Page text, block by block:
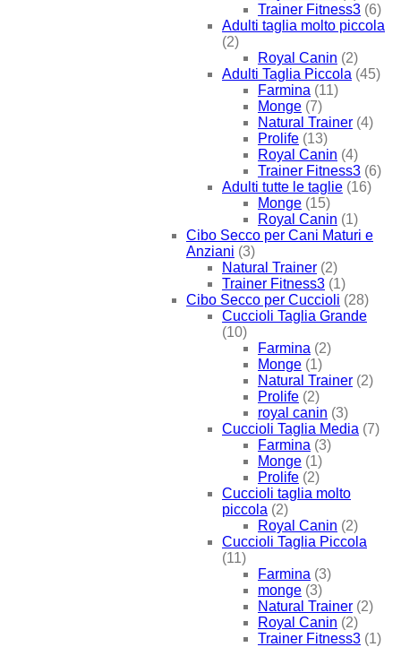
Trainer Fitness3 (6)
Adulti taglia molto piccola
(2)
Royal Canin (2)
Adulti Taglia Piccola (45)
Farmina (11)
Monge (7)
Natural Trainer (4)
Prolife (13)
Royal Canin (4)
Trainer Fitness3 (6)
Adulti tutte le taglie (16)
Monge (15)
Royal Canin (1)
Cibo Secco per Cani Maturi e
Anziani (3)
Natural Trainer (2)
Trainer Fitness3 (1)
Cibo Secco per Cuccioli (28)
Cuccioli Taglia Grande
(10)
Farmina (2)
Monge (1)
Natural Trainer (2)
Prolife (2)
royal canin (3)
Cuccioli Taglia Media (7)
Farmina (3)
Monge (1)
Prolife (2)
Cuccioli taglia molto
piccola (2)
Royal Canin (2)
Cuccioli Taglia Piccola
(11)
Farmina (3)
monge (3)
Natural Trainer (2)
Royal Canin (2)
Trainer Fitness3 (1)